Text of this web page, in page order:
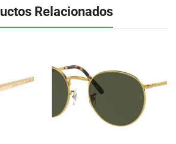
Relacionados